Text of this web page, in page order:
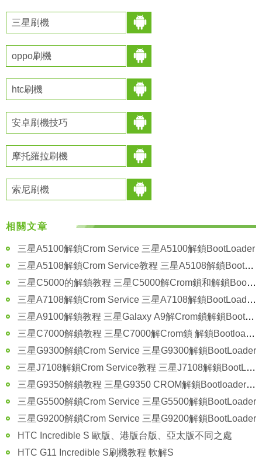
三星刷機
oppo刷機
htc刷機
安卓刷機技巧
摩托羅拉刷機
索尼刷機
相關文章
三星A5100解鎖Crom Service 三星A5100解鎖BootLoader
三星A5108解鎖Crom Service教程 三星A5108解鎖BootLoader方法
三星C5000的解鎖教程 三星C5000解Crom鎖和解鎖Bootloader的方法
三星A7108解鎖Crom Service 三星A7108解鎖BootLoader教程
三星A9100解鎖教程 三星Galaxy A9解Crom鎖解鎖Bootloader的方法
三星C7000解鎖教程 三星C7000解Crom鎖 解鎖Bootloader
三星G9300解鎖Crom Service 三星G9300解鎖BootLoader
三星J7108解鎖Crom Service教程 三星J7108解鎖BootLoader
三星G9350解鎖教程 三星G9350 CROM解鎖Bootloader教程
三星G5500解鎖Crom Service 三星G5500解鎖BootLoader
三星G9200解鎖Crom Service 三星G9200解鎖BootLoader
HTC Incredible S 歐版、港版台版、亞太版不同之處
HTC G11 Incredible S刷機教程 軟解S